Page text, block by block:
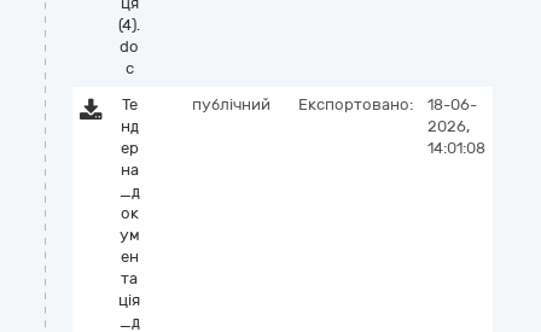
(4).
do
c
Те
нд
ер
на
_д
ок
ум
ен
та
ція
_д
публічний Експортовано:
18-06-
2026,
14:01:08